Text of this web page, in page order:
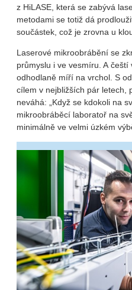
z HiLASE, která se zabývá
metodami se totiž dá
součástek, což je zrovna u
Laserové mikroobrábění se
průmyslu i ve vesmíru. A
odhodlaně míří na vrchol. S
cílem v nejbližších pár letech,
neváhá: „Když se kdokoli na
mikroobráběcí laboratoř na
minimálně ve velmi úzkém